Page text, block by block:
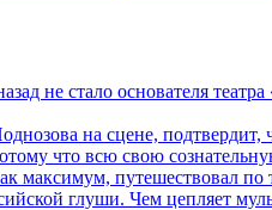
не стало основателя
на сцене,
что всю свою
максимум, путешествовал по
глуши. Чем цепляет